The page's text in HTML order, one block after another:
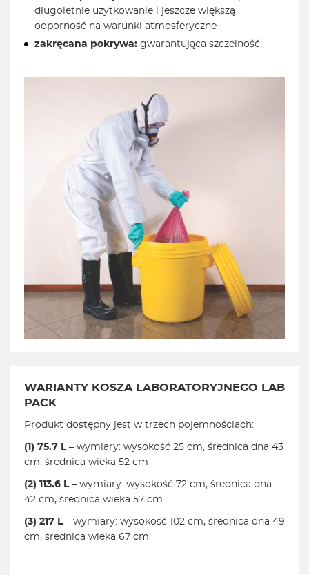
długoletnie użytkowanie i jeszcze większą
odporność na warunki atmosferyczne
zakręcana pokrywa: gwarantująca szczelność.
WARIANTY KOSZA LABORATORYJNEGO LAB
PACK
Produkt dostępny jest w trzech pojemnościach:
(1) 75.7 L– wymiary: wysokość 25 cm, średnica dna 43
cm, średnica wieka 52 cm
(2) 113.6 L– wymiary: wysokość 72 cm, średnica dna
42 cm, średnica wieka 57 cm
(3) 217 L– wymiary: wysokość 102 cm, średnica dna 49
cm, średnica wieka 67 cm.